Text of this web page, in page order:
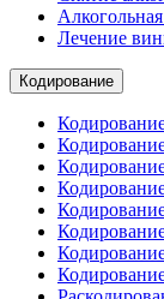
Лечение
Кодирование